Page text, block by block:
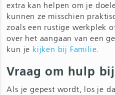
extra kan helpen om je
kunnen ze misschien
zoals een rustige werkplek
over het aangaan van een
kun je kijken bij Familie.
Vraag om hulp
Als je gepest wordt, los je